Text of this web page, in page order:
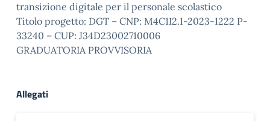
transizione digitale per il personale scolastico
Titolo progetto: DGT – CNP: M4C1I2.1-2023-1222 P-
33240 – CUP: J34D23002710006
GRADUATORIA PROVVISORIA
Allegati